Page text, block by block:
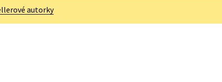
autorky